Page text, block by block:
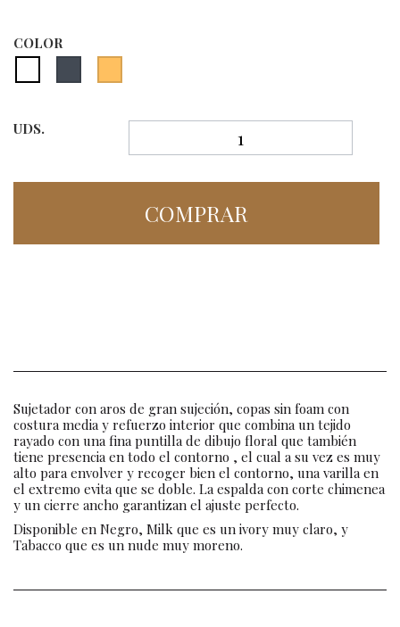
COLOR
UDS.
COMPRAR
Sujetador con aros de gran sujeción, copas sin foam con
costura media y refuerzo interior que combina un tejido
rayado con una fina puntilla de dibujo floral que también
tiene presencia en todo el contorno , el cual a su vez es muy
alto para envolver y recoger bien el contorno, una varilla en
el extremo evita que se doble. La espalda con corte chimenea
y un cierre ancho garantizan el ajuste perfecto.
Disponible en Negro, Milk que es un ivory muy claro, y
Tabacco que es un nude muy moreno.